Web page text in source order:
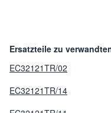
Ersatzteile zu
EC32121TR/02
EC32121TR/14